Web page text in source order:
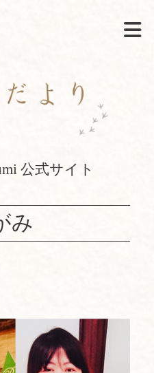
公式サイト
み